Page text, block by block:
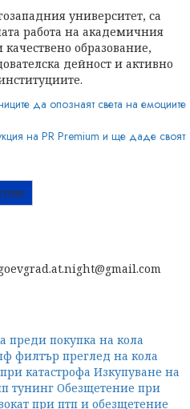
университет, са
работа на академичния
образование,
дейност и активно
да опознаят света на емоциите
на PR Premium и ще даде своят
преди покупка на кола
филтър преглед на кола
катастрофа Изкупуване на
тунинг Обезщетение при
при птп и обезщетение